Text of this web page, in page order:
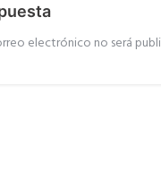
electrónico no será